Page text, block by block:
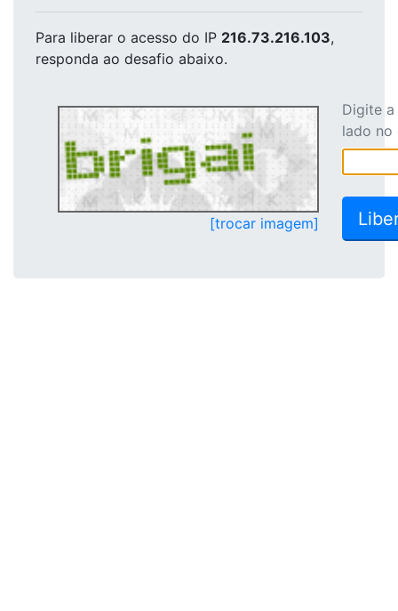
Para liberar o acesso do IP 216.73.216.103,
responda ao desafio abaixo.
[trocar imagem]
Digite
lado no